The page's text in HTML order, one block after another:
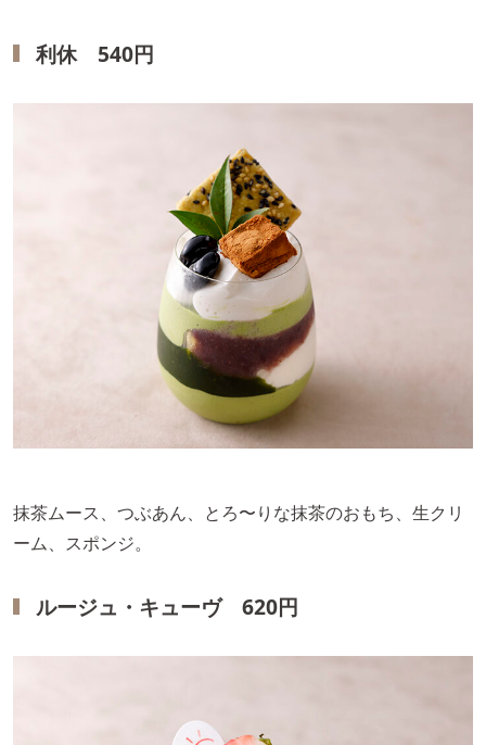
利休 540円
抹茶ムース、つぶあん、とろ〜りな抹茶のおもち、生クリ
ーム、スポンジ。
ルージュ・キューヴ 620円